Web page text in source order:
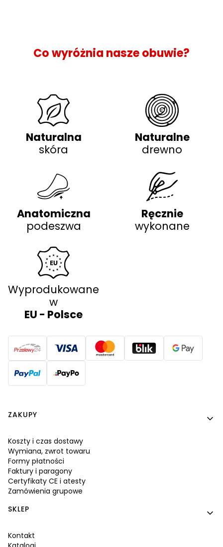
Co wyróżnia nasze obuwie?
Naturalna
skóra
Naturalne
drewno
Anatomiczna
podeszwa
Ręcznie
wykonane
Wyprodukowane
w
EU - Polsce
Linki w stopce
ZAKUPY
Koszty i czas dostawy
Wymiana, zwrot towaru
Formy płatności
Faktury i paragony
Certyfikaty CE i atesty
Zamówienia grupowe
SKLEP
Kontakt